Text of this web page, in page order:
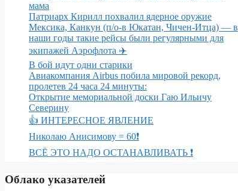
мама
Патриарх Кирилл похвалил ядерное оружие
Мексика, Канкун (п/о-в Юкатан, Чичен-Итца) — в
наши годы такие рейсы были регулярными для
экипажей Аэрофлота ✈️
В бой идут одни старики
Авиакомпания Airbus побила мировой рекорд,
пролетев 24 часа 24 минуты:
Открытие мемориальной доски Гаю Ильичу
Северину
👍 ИНТЕРЕСНОЕ ЯВЛЕНИЕ
Николаю Анисимову = 60❗️
ВСЁ ЭТО НАДО ОСТАНАВЛИВАТЬ ❗️
Облако указателей